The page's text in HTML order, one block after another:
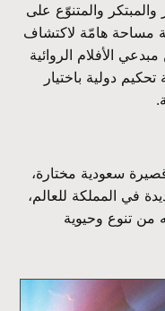
والمتنوّع على
مساحة هامّة لاكتشاف
الأفلام الروائية
دولية باختيار
سعودية مختارة،
في المملكة للعالم،
من تنوع وحيوية